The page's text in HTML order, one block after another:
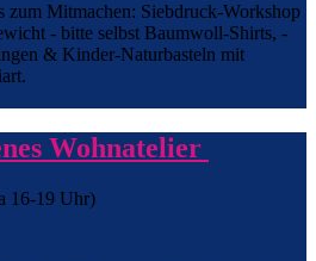
zum Mitmachen: Siebdruck-Workshop
- bitte selbst Baumwoll-Shirts, -
& Kinder-Naturbasteln mit
Wohnatelier
16-19 Uhr)